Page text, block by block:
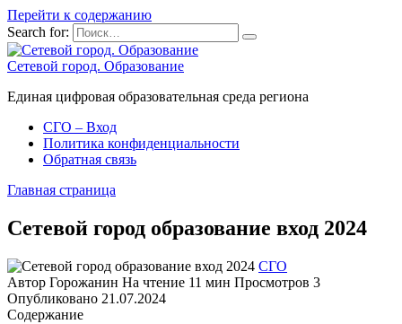
Перейти к содержанию
Search for:
Сетевой город. Образование
Единая цифровая образовательная среда региона
СГО – Вход
Политика конфиденциальности
Обратная связь
Главная страница
Сетевой город образование вход 2024
СГО
Автор Горожанин На чтение 11 мин Просмотров 3
Опубликовано 21.07.2024
Содержание